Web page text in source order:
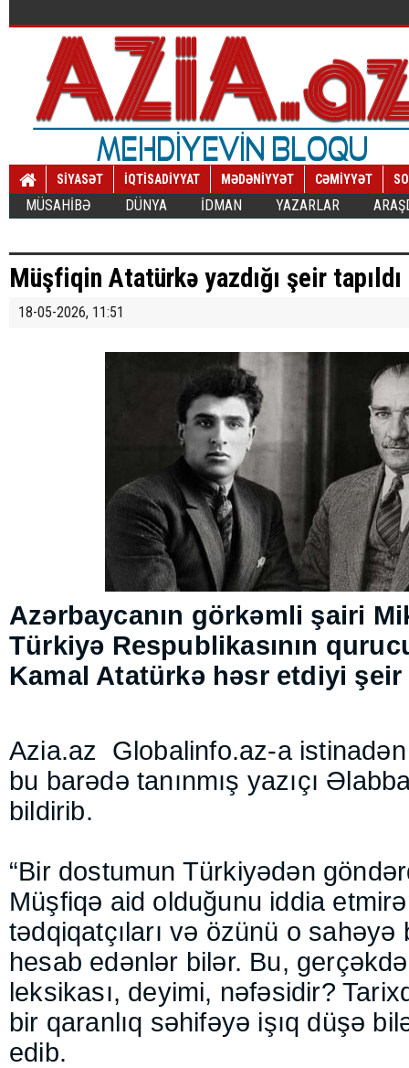
SİYASƏT İQTİSADİYYAT MƏDƏNİYYƏT CƏMİYYƏT
MÜSAHİBƏ DÜNYA İDMAN YAZARLAR
Müşfiqin Atatürkə yazdığı şeir tapıldı
18-05-2026, 11:51
Azərbaycanın görkəmli şairi
Türkiyə Respublikasının
Kamal Atatürkə həsr etdiyi şeir
Azia.az
Globalinfo.az-a
bu barədə tanınmış yazıçı
bildirib.
“Bir dostumun Türkiyədən
Müşfiqə aid olduğunu iddia
tədqiqatçıları və özünü o sahəyə
hesab edənlər bilər. Bu,
leksikası, deyimi, nəfəsidir?
bir qaranlıq səhifəyə işıq düşə
edib.